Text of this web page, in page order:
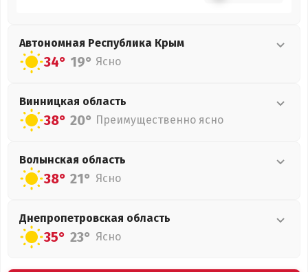
Автономная Республика Крым
34° 19° Ясно
Винницкая область
38° 20° Преимущественно ясно
Волынская область
38° 21° Ясно
Днепропетровская область
35° 23° Ясно